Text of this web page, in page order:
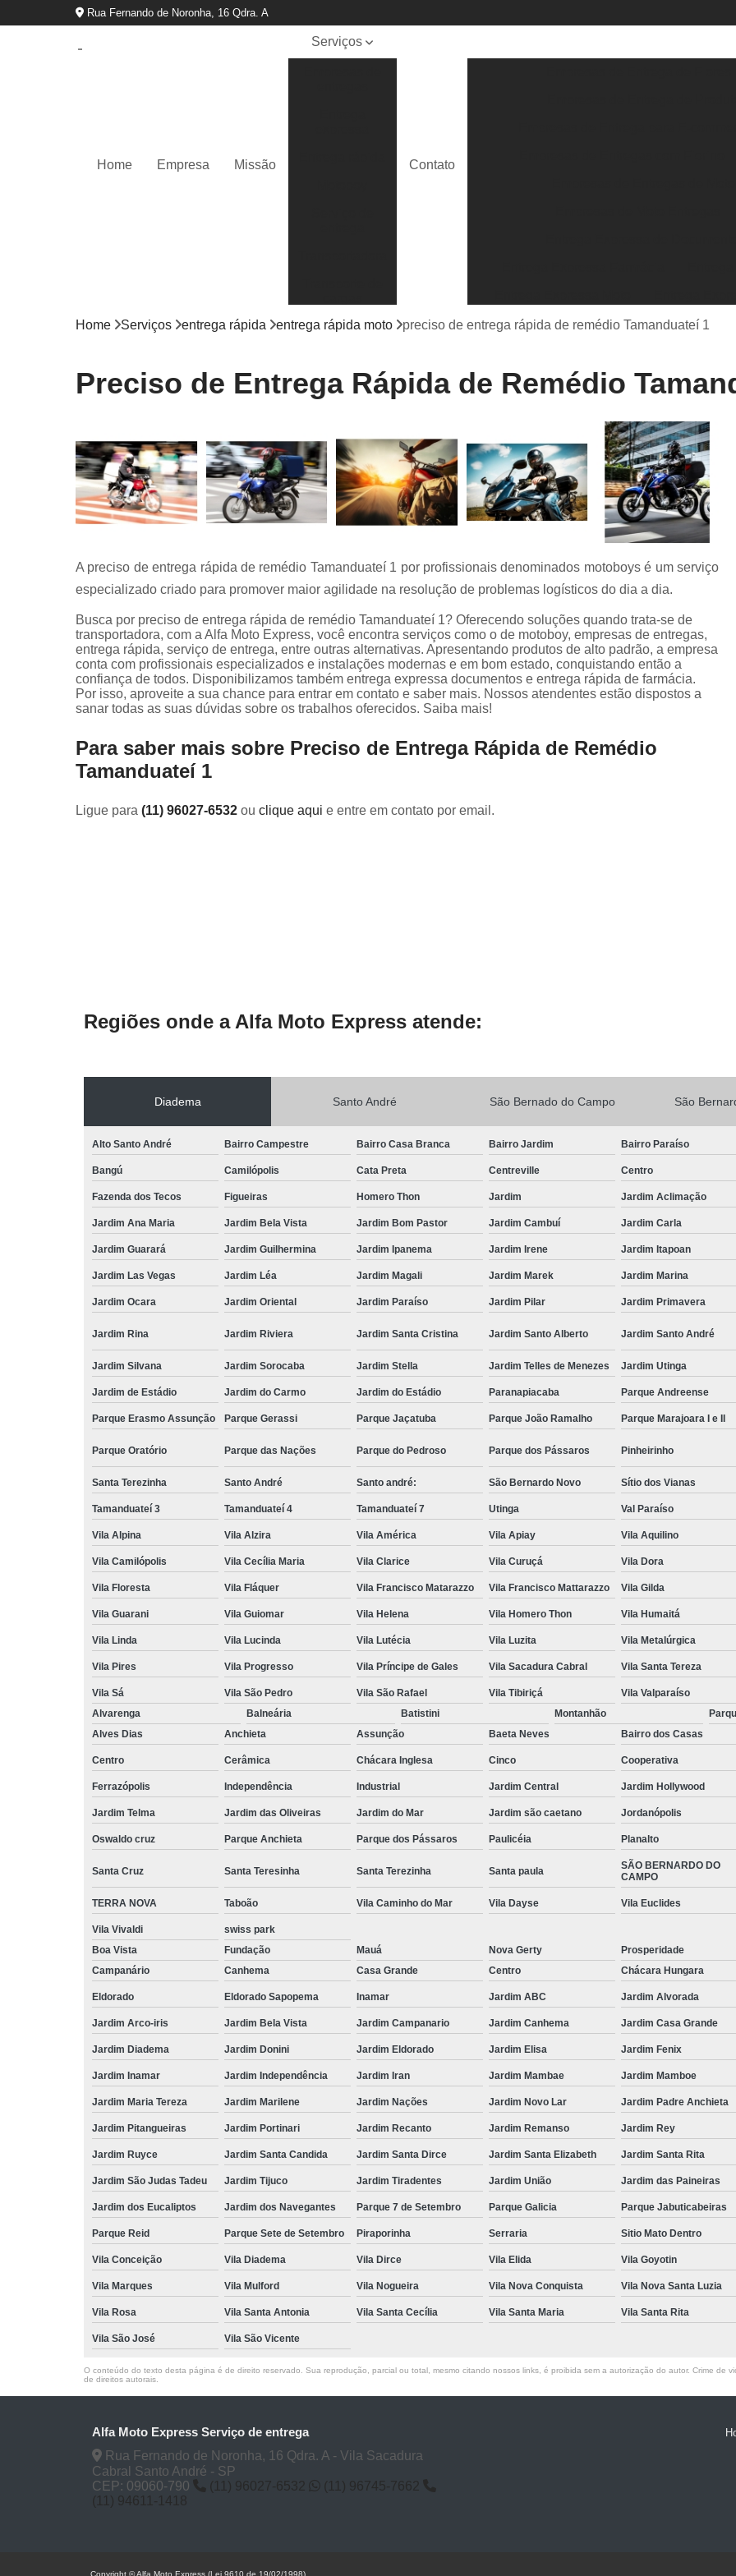
Rua Fernando de Noronha, 16 Qdra. A
Home Empresa Missão
Serviços
Contato
Entrega Expressa Roupa
Entrega
Entrega Rápida de Farmácia
Entrega Rápida Farmácia
Entrega
Entrega Rápida Motoboy
Entrega
Motoboy Entrega Documentos
Motoboy para Entrega
Motoboy para
Motoboy para Laboratório
Motoboy para Retirada de
Serviço de Entrega de Documentos
Serviço de Entrega de Flores
Serviço de Entrega de Presentes
Serviço de Entrega Farmácia
Serviço
Serviço de Entrega para E-
Home Serviços entrega rápida entrega rápida moto preciso de entrega rápida de remédio Tamanduateí 1
Preciso de Entrega Rápida de Remédio
A preciso de entrega rápida de remédio Tamanduateí 1 por profissionais denominados motoboys é um serviço
especializado criado para promover maior agilidade na resolução de problemas logísticos do dia a dia.
Busca por preciso de entrega rápida de remédio Tamanduateí 1? Oferecendo soluções quando trata-se de
transportadora, com a Alfa Moto Express, você encontra serviços como o de motoboy, empresas de entregas,
entrega rápida, serviço de entrega, entre outras alternativas. Apresentando produtos de alto padrão, a empresa
conta com profissionais especializados e instalações modernas e em bom estado, conquistando então a
confiança de todos. Disponibilizamos também entrega expressa documentos e entrega rápida de farmácia.
Por isso, aproveite a sua chance para entrar em contato e saber mais. Nossos atendentes estão dispostos a
sanar todas as suas dúvidas sobre os trabalhos oferecidos. Saiba mais!
Para saber mais sobre Preciso de Entrega Rápida de Remédio
Tamanduateí 1
Ligue para (11) 96027-6532 ou clique aqui e entre em contato por email.
Regiões onde a Alfa Moto Express atende:
Diadema Santo André São Bernado do Campo São
Alto Santo André Bairro Campestre Bairro Casa Branca Bairro Jardim Bairro Paraíso
Bangú Camilópolis Cata Preta Centreville Centro
Fazenda dos Tecos Figueiras Homero Thon Jardim Jardim Aclimação
Jardim Ana Maria Jardim Bela Vista Jardim Bom Pastor Jardim Cambuí Jardim Carla
Jardim Guarará Jardim Guilhermina Jardim Ipanema Jardim Irene Jardim Itapoan
Jardim Las Vegas Jardim Léa Jardim Magali Jardim Marek Jardim Marina
Jardim Ocara Jardim Oriental Jardim Paraíso Jardim Pilar Jardim Primavera
Jardim Rina Jardim Riviera Jardim Santa Cristina Jardim Santo Alberto Jardim Santo André
Jardim Silvana Jardim Sorocaba Jardim Stella Jardim Telles de Menezes Jardim Utinga
Jardim de Estádio Jardim do Carmo Jardim do Estádio Paranapiacaba Parque Andreense
Parque Erasmo Assunção Parque Gerassi Parque Jaçatuba Parque João Ramalho Parque Marajoara I e II
Parque Oratório Parque das Nações Parque do Pedroso Parque dos Pássaros Pinheirinho
Santa Terezinha Santo André Santo andré: São Bernardo Novo Sítio dos Vianas
Tamanduateí 3 Tamanduateí 4 Tamanduateí 7 Utinga Val Paraíso
Vila Alpina Vila Alzira Vila América Vila Apiay Vila Aquilino
Vila Camilópolis Vila Cecília Maria Vila Clarice Vila Curuçá Vila Dora
Vila Floresta Vila Fláquer Vila Francisco Matarazzo Vila Francisco Mattarazzo Vila Gilda
Vila Guarani Vila Guiomar Vila Helena Vila Homero Thon Vila Humaitá
Vila Linda Vila Lucinda Vila Lutécia Vila Luzita Vila Metalúrgica
Vila Pires Vila Progresso Vila Príncipe de Gales Vila Sacadura Cabral Vila Santa Tereza
Vila Sá Vila São Pedro Vila São Rafael Vila Tibiriçá Vila Valparaíso
Alvarenga
Balneária Batistini Montanhão
Alves Dias
Anchieta Assunção Baeta Neves Bairro dos Casas
Centro Cerâmica Chácara Inglesa Cinco Cooperativa
Ferrazópolis Independência Industrial Jardim Central Jardim Hollywood
Jardim Telma Jardim das Oliveiras Jardim do Mar Jardim são caetano Jordanópolis
Oswaldo cruz Parque Anchieta Parque dos Pássaros Paulicéia Planalto
Santa Cruz Santa Teresinha Santa Terezinha Santa paula
SÃO BERNARDO DO
CAMPO
TERRA NOVA Taboão Vila Caminho do Mar Vila Dayse Vila Euclides
Vila Vivaldi
swiss park
Boa Vista
Fundação Mauá Nova Gerty Prosperidade
Campanário
Canhema Casa Grande Centro Chácara Hungara
Eldorado Eldorado Sapopema Inamar Jardim ABC Jardim Alvorada
Jardim Arco-iris Jardim Bela Vista Jardim Campanario Jardim Canhema Jardim Casa Grande
Jardim Diadema Jardim Donini Jardim Eldorado Jardim Elisa Jardim Fenix
Jardim Inamar Jardim Independência Jardim Iran Jardim Mambae Jardim Mamboe
Jardim Maria Tereza Jardim Marilene Jardim Nações Jardim Novo Lar Jardim Padre Anchieta
Jardim Pitangueiras Jardim Portinari Jardim Recanto Jardim Remanso Jardim Rey
Jardim Ruyce Jardim Santa Candida Jardim Santa Dirce Jardim Santa Elizabeth Jardim Santa Rita
Jardim São Judas Tadeu Jardim Tijuco Jardim Tiradentes Jardim União Jardim das Paineiras
Jardim dos Eucaliptos Jardim dos Navegantes Parque 7 de Setembro Parque Galicia Parque Jabuticabeiras
Parque Reid Parque Sete de Setembro Piraporinha Serraria Sitio Mato Dentro
Vila Conceição Vila Diadema Vila Dirce Vila Elida Vila Goyotin
Vila Marques Vila Mulford Vila Nogueira Vila Nova Conquista Vila Nova Santa Luzia
Vila Rosa Vila Santa Antonia Vila Santa Cecília Vila Santa Maria Vila Santa Rita
Vila São José Vila São Vicente
O conteúdo do texto desta página é de direito reservado. Sua reprodução, parcial ou total, mesmo citando nossos links, é proibida sem a autorização do autor. Crime de
de direitos autorais
Alfa Moto Express Serviço de entrega
Rua Fernando de Noronha, 16 Qdra. A - Vila Sacadura
Cabral Santo André - SP
CEP: 09060-790
(11) 96027-6532
(11) 96745-7662
(11) 94611-1418
Copyright © Alfa Moto Express (Lei 9610 de 19/02/1998)